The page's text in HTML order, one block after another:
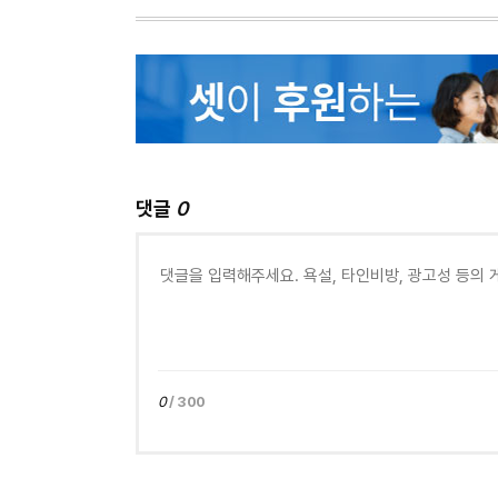
댓글 0
0/ 300